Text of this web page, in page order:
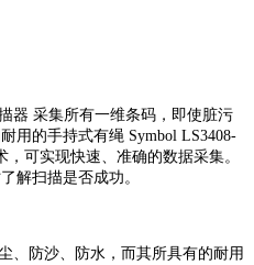
采集所有一维条码，即使脏污
用的手持式有绳 Symbol LS3408-
可实现快速、准确的数据采集。
扫描是否成功。
防沙、防水，而其所具有的耐用